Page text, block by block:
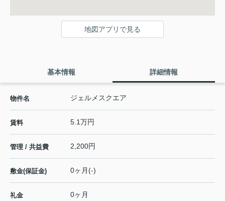
地図アプリで見る
基本情報 詳細情報
物件名 ジェルメスクエア
賃料 5.1万円
管理 / 共益費 2,200円
敷金(保証金) 0ヶ月(-)
礼金 0ヶ月